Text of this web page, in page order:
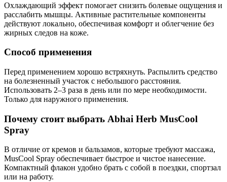
Охлаждающий эффект помогает снизить болевые ощущения и
расслабить мышцы. Активные растительные компоненты
действуют локально, обеспечивая комфорт и облегчение без
жирных следов на коже.
Способ применения
Перед применением хорошо встряхнуть. Распылить средство
на болезненный участок с небольшого расстояния.
Использовать 2–3 раза в день или по мере необходимости.
Только для наружного применения.
Почему стоит выбрать Abhai Herb MusCool
Spray
В отличие от кремов и бальзамов, которые требуют массажа,
MusCool Spray обеспечивает быстрое и чистое нанесение.
Компактный флакон удобно брать с собой в поездки, спортзал
или на работу.